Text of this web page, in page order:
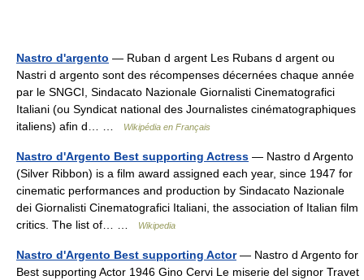
Nastro d'argento — Ruban d argent Les Rubans d argent ou
Nastri d argento sont des récompenses décernées chaque année
par le SNGCI, Sindacato Nazionale Giornalisti Cinematografici
Italiani (ou Syndicat national des Journalistes cinématographiques
italiens) afin d… …
Wikipédia en Français
Nastro d'Argento Best supporting Actress — Nastro d Argento
(Silver Ribbon) is a film award assigned each year, since 1947 for
cinematic performances and production by Sindacato Nazionale
dei Giornalisti Cinematografici Italiani, the association of Italian film
critics. The list of… …
Wikipedia
Nastro d'Argento Best supporting Actor— Nastro d Argento for
Best supporting Actor 1946 Gino Cervi Le miserie del signor Travet